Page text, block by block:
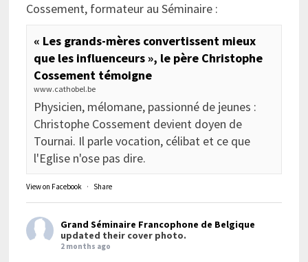
Cossement, formateur au Séminaire :
« Les grands-mères convertissent mieux
que les influenceurs », le père Christophe
Cossement témoigne
www.cathobel.be
Physicien, mélomane, passionné de jeunes :
Christophe Cossement devient doyen de
Tournai. Il parle vocation, célibat et ce que
l'Eglise n'ose pas dire.
View on Facebook · Share
Grand Séminaire Francophone de Belgique
updated their cover photo.
2 months ago